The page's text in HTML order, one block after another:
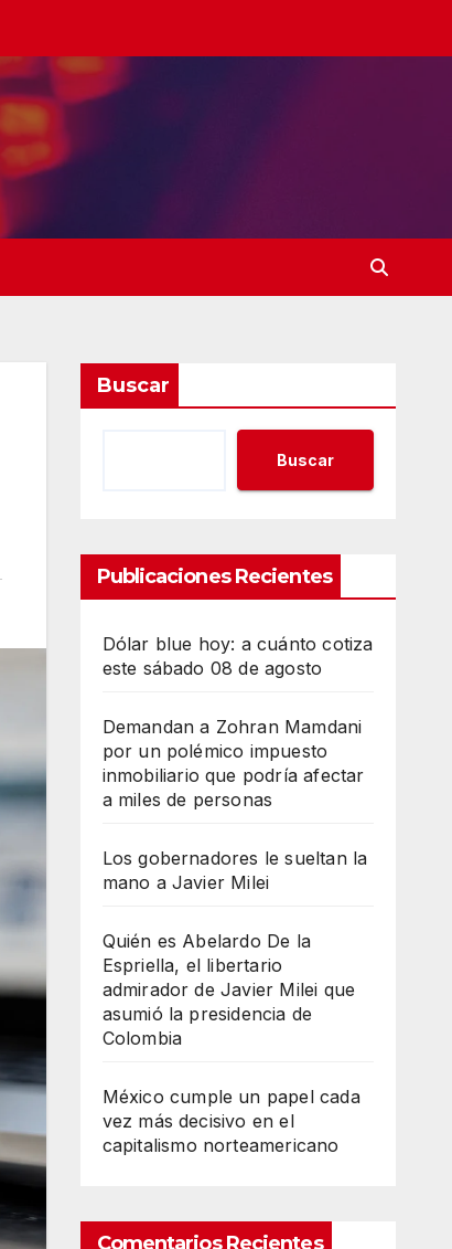
Buscar
Buscar
Publicaciones Recientes
Dólar blue hoy: a cuánto cotiza
este sábado 08 de agosto
Demandan a Zohran Mamdani
por un polémico impuesto
inmobiliario que podría afectar
a miles de personas
Los gobernadores le sueltan la
mano a Javier Milei
Quién es Abelardo De la
Espriella, el libertario
admirador de Javier Milei que
asumió la presidencia de
Colombia
México cumple un papel cada
vez más decisivo en el
capitalismo norteamericano
Comentarios Recientes